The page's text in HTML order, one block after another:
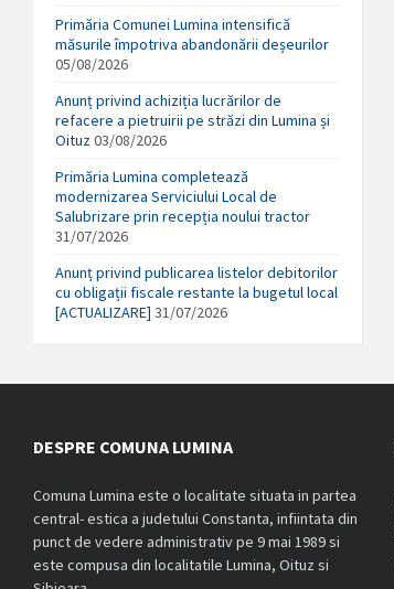
Primăria Comunei Lumina intensifică
măsurile împotriva abandonării deșeurilor
05/08/2026
Anunț privind achiziția lucrărilor de
refacere a pietruirii pe străzi din Lumina și
Oituz03/08/2026
Primăria Lumina completează
modernizarea Serviciului Local de
Salubrizare prin recepția noului tractor
31/07/2026
Anunț privind publicarea listelor debitorilor
cu obligații fiscale restante la bugetul local
[ACTUALIZARE] 31/07/2026
DESPRE COMUNA LUMINA
Comuna Lumina este o localitate situata in partea
central- estica a judetului Constanta, infiintata din
punct de vedere administrativ pe 9 mai 1989 si
este compusa din localitatile Lumina, Oituz si